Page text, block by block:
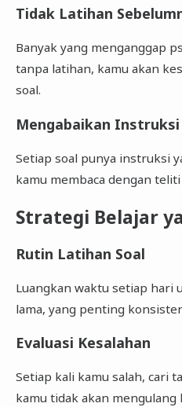
Tidak Latihan
Banyak yang menganggap
tanpa latihan, kamu akan
soal.
Mengabaikan Instruksi
Setiap soal punya instruksi
kamu membaca dengan
Strategi Belajar
Rutin Latihan Soal
Luangkan waktu setiap hari
lama, yang penting
Evaluasi Kesalahan
Setiap kali kamu salah, cari
kamu tidak akan mengulang